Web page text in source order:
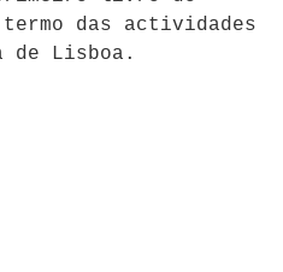
das actividades
de Lisboa.